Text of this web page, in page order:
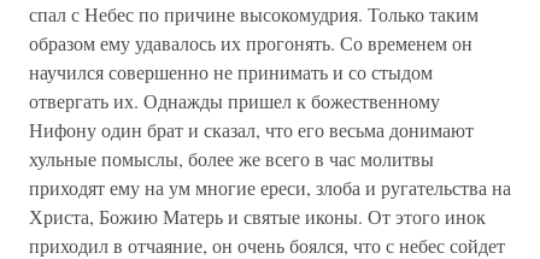
спал с Небес по причине высокомудрия. Только таким
образом ему удавалось их прогонять. Со временем он
научился совершенно не принимать и со стыдом
отвергать их. Однажды пришел к божественному
Нифону один брат и сказал, что его весьма донимают
хульные помыслы, более же всего в час молитвы
приходят ему на ум многие ереси, злоба и ругательства на
Христа, Божию Матерь и святые иконы. От этого инок
приходил в отчаяние, он очень боялся, что с небес сойдет